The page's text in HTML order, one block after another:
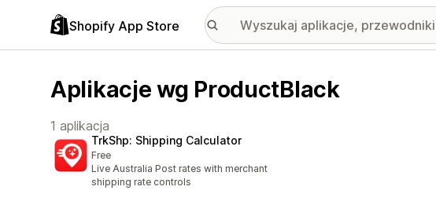
Shopify App Store
Aplikacje wg ProductBlack
1 aplikacja
TrkShp: Shipping Calculator
Free
Live Australia Post rates with merchant
shipping rate controls